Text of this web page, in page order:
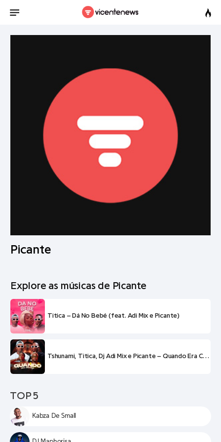
Picante
Explore as músicas de Picante
Titica – Dá No Bebé (feat. Adi Mix e Picante)
Tshunami, Titica, Dj Adi Mix e Picante – Quando Era Criança
TOP 5
Kabza De Small